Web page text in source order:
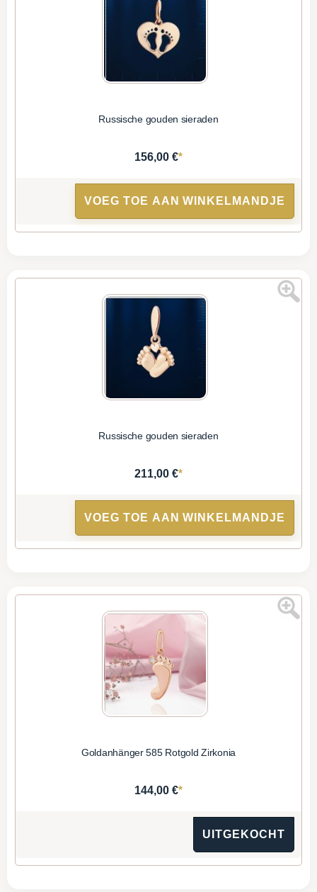
Russische gouden sieraden
156,00 €*
VOEG TOE AAN WINKELMANDJE
Russische gouden sieraden
211,00 €*
VOEG TOE AAN WINKELMANDJE
Goldanhänger 585 Rotgold Zirkonia
144,00 €*
UITGEKOCHT